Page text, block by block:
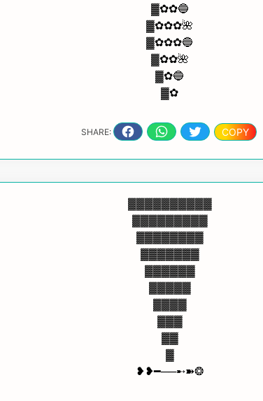
▓✿✿🔵
▓✿✿✿🌺
▓✿✿✿🔵
▓✿✿🌺
▓✿🔵
▓✿
SHARE: COPY
▓▓▓▓▓▓▓▓▓▓
▓▓▓▓▓▓▓▓▓
▓▓▓▓▓▓▓▓
▓▓▓▓▓▓▓
▓▓▓▓▓▓
▓▓▓▓▓
▓▓▓▓
▓▓▓
▓▓
▓
❥❥━──➸➽❂